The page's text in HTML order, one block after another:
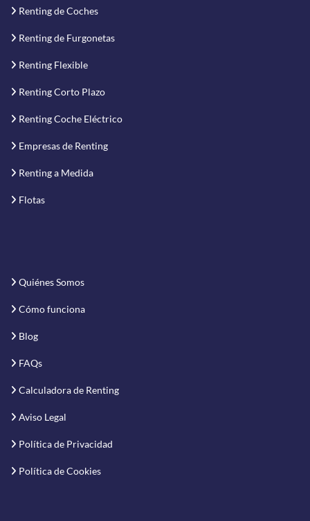
Renting de Coches
Renting de Furgonetas
Renting Flexible
Renting Corto Plazo
Renting Coche Eléctrico
Empresas de Renting
Renting a Medida
Flotas
Quiénes Somos
Cómo funciona
Blog
FAQs
Calculadora de Renting
Aviso Legal
Política de Privacidad
Política de Cookies